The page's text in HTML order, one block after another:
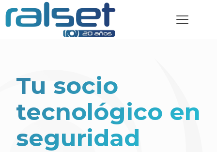
Tu socio
tecnológico en
seguridad